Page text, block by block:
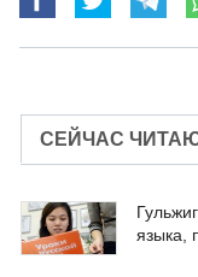
СЕЙЧАС
языка,